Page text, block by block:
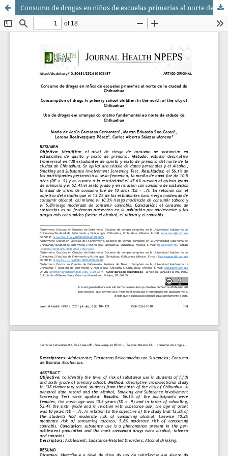
Consumo de drogas en niños de escuelas primarias al norte de la ciudad de Chihuahua/ Consumption of drugs in primary school children in the north of the city of Chihuahua/ Uso de drogas em crianças do ensino fundamental ao norte da cidade de Chihuahua